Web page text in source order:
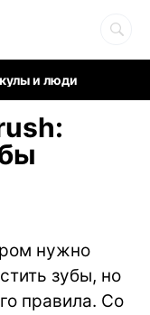
и люди
нужно
зубы, но
правила. Со